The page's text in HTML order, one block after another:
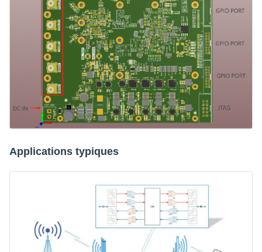
Applications typiques